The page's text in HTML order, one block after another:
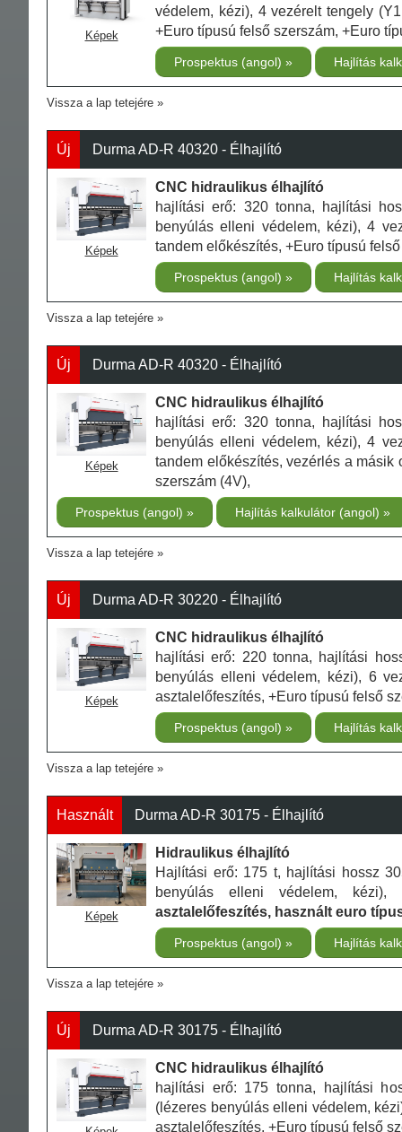
Képek
védelem, kézi), 4 vezérelt tengely
+Euro típusú felső szerszám, +Euro
Prospektus (angol) Hajlítás
Vissza a lap tetejére
Új Durma AD-R 40320 - Élhajlító
Képek
CNC hidraulikus élhajlító
hajlítási erő: 320 tonna, hajlítási
benyúlás elleni védelem, kézi), 4
tandem előkészítés, +Euro típusú
Prospektus (angol) Hajlítás
Vissza a lap tetejére
Új Durma AD-R 40320 - Élhajlító
Képek
CNC hidraulikus élhajlító
hajlítási erő: 320 tonna, hajlítási
benyúlás elleni védelem, kézi), 4
tandem előkészítés, vezérlés a
szerszám (4V),
Prospektus (angol) Hajlítás kalkulátor (angol)
Vissza a lap tetejére
Új Durma AD-R 30220 - Élhajlító
Képek
CNC hidraulikus élhajlító
hajlítási erő: 220 tonna, hajlítási
benyúlás elleni védelem, kézi), 6
asztalelőfeszítés, +Euro típusú felső
Prospektus (angol) Hajlítás
Vissza a lap tetejére
Használt Durma AD-R 30175 - Élhajlító
Képek
Hidraulikus élhajlító
Hajlítási erő: 175 t, hajlítási hossz
benyúlás elleni védelem,
asztalelőfeszítés, használt euro
Prospektus (angol) Hajlítás
Vissza a lap tetejére
Új Durma AD-R 30175 - Élhajlító
CNC hidraulikus élhajlító
hajlítási erő: 175 tonna, hajlítási
(lézeres benyúlás elleni védelem,
asztalelőfeszítés, +Euro típusú felső